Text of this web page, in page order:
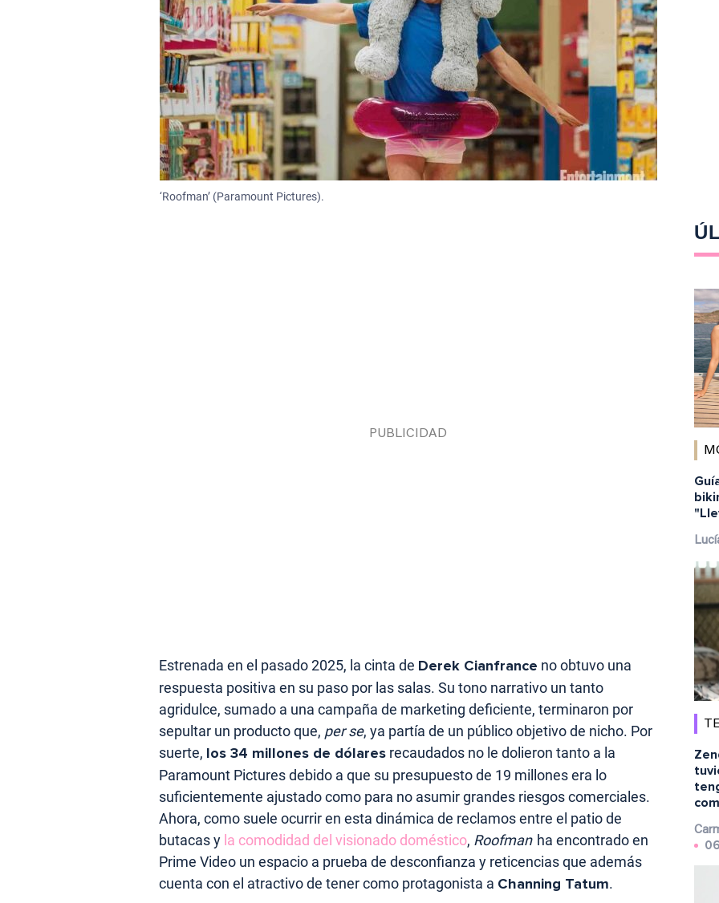
‘Roofman’ (Paramount Pictures).
Estrenada en el pasado 2025, la cinta de Derek Cianfrance no obtuvo una
respuesta positiva en su paso por las salas. Su tono narrativo un tanto
agridulce, sumado a una campaña de marketing deficiente, terminaron por
sepultar un producto que, per se, ya partía de un público objetivo de nicho. Por
suerte, los 34 millones de dólares recaudados no le dolieron tanto a la
Paramount Pictures debido a que su presupuesto de 19 millones era lo
suficientemente ajustado como para no asumir grandes riesgos comerciales.
Ahora, como suele ocurrir en esta dinámica de reclamos entre el patio de
butacas y la comodidad del visionado doméstico, Roofman ha encontrado en
Prime Video un espacio a prueba de desconfianza y reticencias que además
cuenta con el atractivo de tener como protagonista a Channing Tatum.